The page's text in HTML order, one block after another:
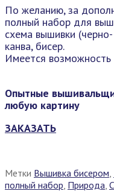
По желанию, за
полный набор для
схема вышивки
канва, бисер.
Имеется возможность
Опытные
любую картину
ЗАКАЗАТЬ
Метки Вышивка бисером
полный набор Природа